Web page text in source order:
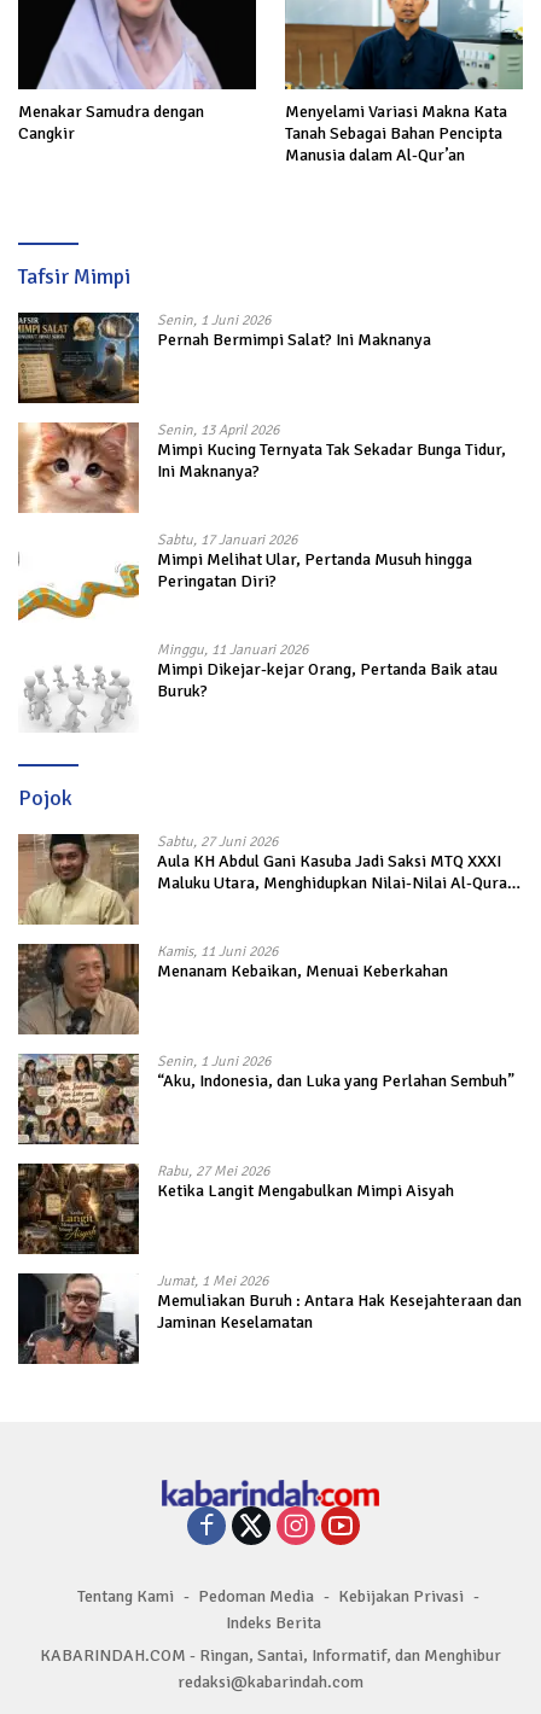
Menakar Samudra dengan
Cangkir
Menyelami Variasi Makna Kata
Tanah Sebagai Bahan Pencipta
Manusia dalam Al-Qur’an
Tafsir Mimpi
Senin, 1 Juni 2026
Pernah Bermimpi Salat? Ini Maknanya
Senin, 13 April 2026
Mimpi Kucing Ternyata Tak Sekadar Bunga Tidur,
Ini Maknanya?
Sabtu, 17 Januari 2026
Mimpi Melihat Ular, Pertanda Musuh hingga
Peringatan Diri?
Minggu, 11 Januari 2026
Mimpi Dikejar-kejar Orang, Pertanda Baik atau
Buruk?
Pojok
Sabtu, 27 Juni 2026
Aula KH Abdul Gani Kasuba Jadi Saksi MTQ XXXI
Maluku Utara, Menghidupkan Nilai-Nilai Al-Quran
Kamis, 11 Juni 2026
Menanam Kebaikan, Menuai Keberkahan
Senin, 1 Juni 2026
“Aku, Indonesia, dan Luka yang Perlahan Sembuh”
Rabu, 27 Mei 2026
Ketika Langit Mengabulkan Mimpi Aisyah
Jumat, 1 Mei 2026
Memuliakan Buruh : Antara Hak Kesejahteraan dan
Jaminan Keselamatan
Tentang Kami Pedoman Media
Kebijakan Privasi
Indeks Berita
KABARINDAH.COM - Ringan, Santai, Informatif, dan Menghibur
redaksi@kabarindah.com